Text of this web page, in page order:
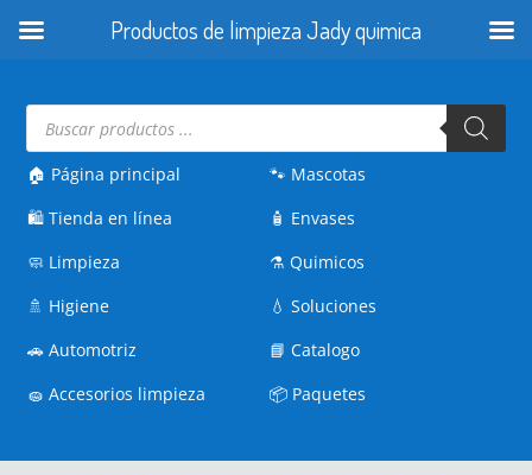
Búsqueda
productos
🏠 Página principal
🛍️Tienda en línea
🧼 Limpieza
🚿 Higiene
🚗Automotriz
🧽Accesorios limpieza
🐾 Mascotas
🧴 Envases
⚗️Quimicos
💧Soluciones
📘Catalogo
📦 Paquetes
Productos de limpieza Jady quimica